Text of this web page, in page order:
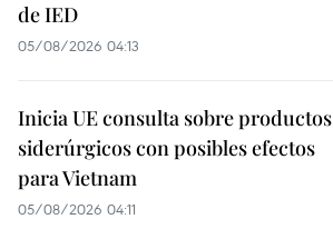
de IED
05/08/2026 04:13
Inicia UE consulta sobre productos
siderúrgicos con posibles efectos
para Vietnam
05/08/2026 04:11